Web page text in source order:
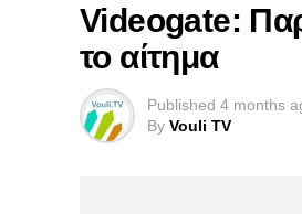
Videogate:
το αίτημα
Published 4 months
By Vouli TV